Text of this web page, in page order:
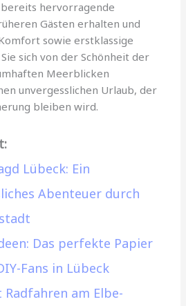
hervorragende
Gästen erhalten und
sowie erstklassige
sich von der Schönheit der
Meerblicken
unvergesslichen Urlaub, der
bleiben wird.
Lübeck: Ein
Abenteuer durch
Das perfekte Papier
Fans in Lübeck
Radfahren am Elbe-